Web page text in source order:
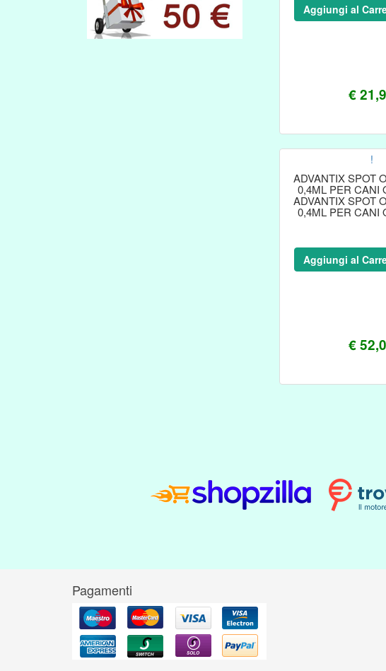
€
Aggiungi al
!
ADVANTIX SPOT
0,4ML PER CANI
ADVANTIX SPOT
0,4ML PER CANI
€
Aggiungi al
Pagamenti